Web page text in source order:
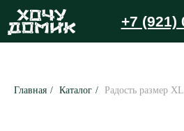
+7 (921) 020-99-75
Главная / Каталог / Радость размер ХL